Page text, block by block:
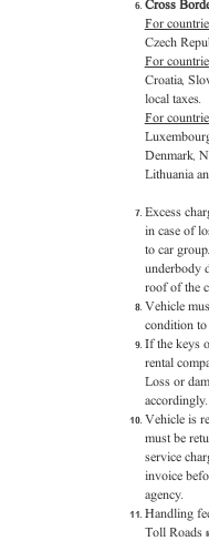
Cross
For
Czech
For
Croatia,
local taxes.
For
Denmark,
Lithuania
Excess
in case of
to car
underbody
roof of the
Vehicle
condition to
If the keys
rental
Loss or
accordingly.
Vehicle is
must be
service
invoice
agency.
Handling
Toll Roads